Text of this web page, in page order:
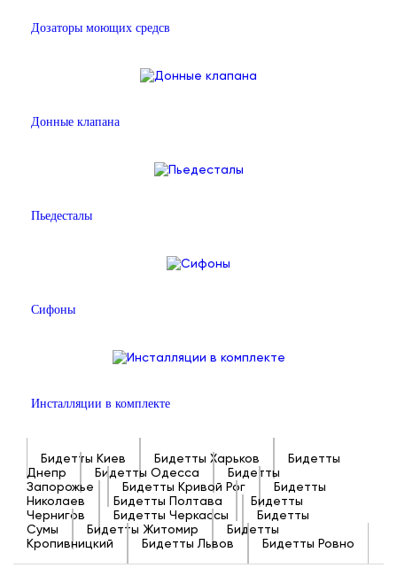
Дозаторы моющих средсв
Донные клапана
Пьедесталы
Сифоны
Инсталляции в комплекте
Бидетты Киев Бидетты Харьков
Бидетты
Днепр
Бидетты Одесса
Бидетты
Запорожье
Бидетты Кривой Рог
Бидетты
Николаев
Бидетты Полтава
Бидетты
Чернигов
Бидетты Черкассы
Бидетты
Сумы
Бидетты Житомир
Бидетты
Кропивницкий
Бидетты Львов Бидетты Ровно